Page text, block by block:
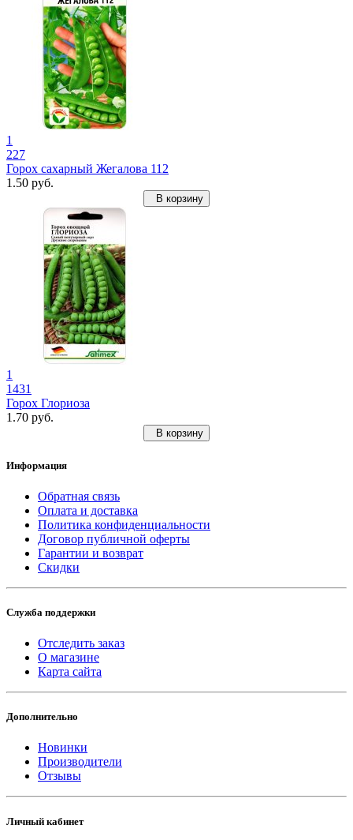
1
227
Горох сахарный Жегалова 112
1.50 руб.
В корзину
1
1431
Горох Глориоза
1.70 руб.
В корзину
Информация
Обратная связь
Оплата и доставка
Политика конфиденциальности
Договор публичной оферты
Гарантии и возврат
Скидки
Служба поддержки
Отследить заказ
О магазине
Карта сайта
Дополнительно
Новинки
Производители
Отзывы
Личный кабинет